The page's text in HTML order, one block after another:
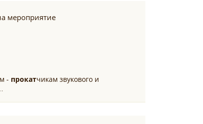
мероприятие
- прокатчикам звукового и